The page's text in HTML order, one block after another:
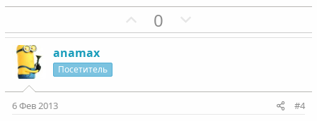
П
о
т
0
е
т
anamax
Посетитель
6 Фев 2013 #4